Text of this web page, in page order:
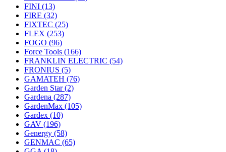
FINI (13)
FIRE (32)
FIXTEC (25)
FLEX (253)
FOGO (96)
Force Tools (166)
FRANKLIN ELECTRIC (54)
FRONIUS (5)
GAMATEH (76)
Garden Star(2)
Gardena (287)
GardenMax (105)
Gardex (10)
GAV (196)
Genergy (58)
GENMAC (65)